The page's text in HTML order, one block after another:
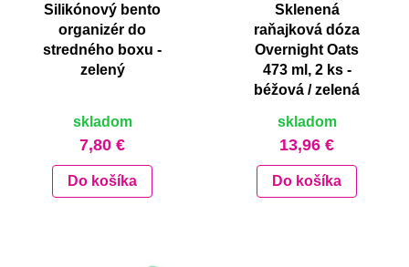
Silikónový bento
organizér do
stredného boxu -
zelený
skladom
7,80 €
Do košíka
Sklenená
raňajková dóza
Overnight Oats
473 ml, 2 ks -
béžová / zelená
skladom
13,96 €
Do košíka